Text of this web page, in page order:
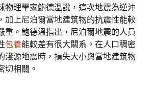
物理學家鮑德溫說，這次地震為逆沖
加上尼泊爾當地建筑物的抗震性能較
重。鮑德溫指出，尼泊爾地震的人員
包養能較差有很大關系。在人口稠密
淺源地震時，損失大小與當地建筑物
切相關。